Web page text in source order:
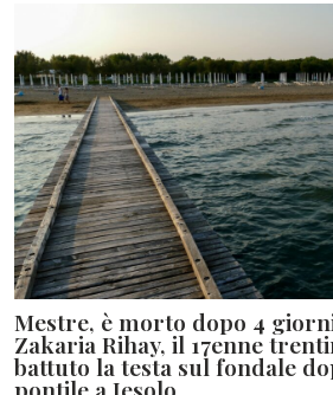
Mestre, è morto dopo 4
Zakaria Rihay, il 17enne
battuto la testa sul fondale